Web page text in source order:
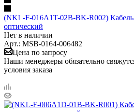
(NKL-F-016A1T-02B-BK-R002)
оптический
Нет в наличии
Арт.: MSB-0164-006482
Цена по запросу
Наши менеджеры обязательно
условия заказа